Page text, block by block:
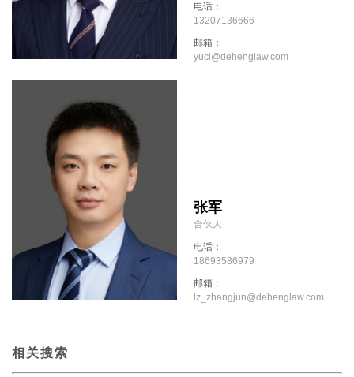
电话：
13207136666
邮箱：
yucl@dehenglaw.com
张军
合伙人
电话：
18693586979
邮箱：
lz_zhangjun@dehenglaw.com
相关搜索